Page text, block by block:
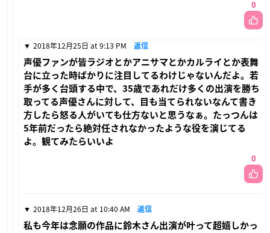
0
2018年12月25日 at 9:13 PM 返信
声優ファンが皆ラジオとかアニサマとかカルライとか表舞
台に立った時ばかりに注目してるわけじゃないんだよ。若
手が多く台頭する中で、35歳であれだけ多くの出演を勝ち
取ってる声優さんに対して、目も当てられないなんて書き
方したら怒る人がいても仕方ないと思うなぁ。たっつんは
5年前だったら絶対任されなかったような役を演じてる
よ。観てみたらいいよ
0
2018年12月26日 at 10:40 AM 返信
私も今年は念願の作品に鈴木さん出演が叶って超嬉しかっ